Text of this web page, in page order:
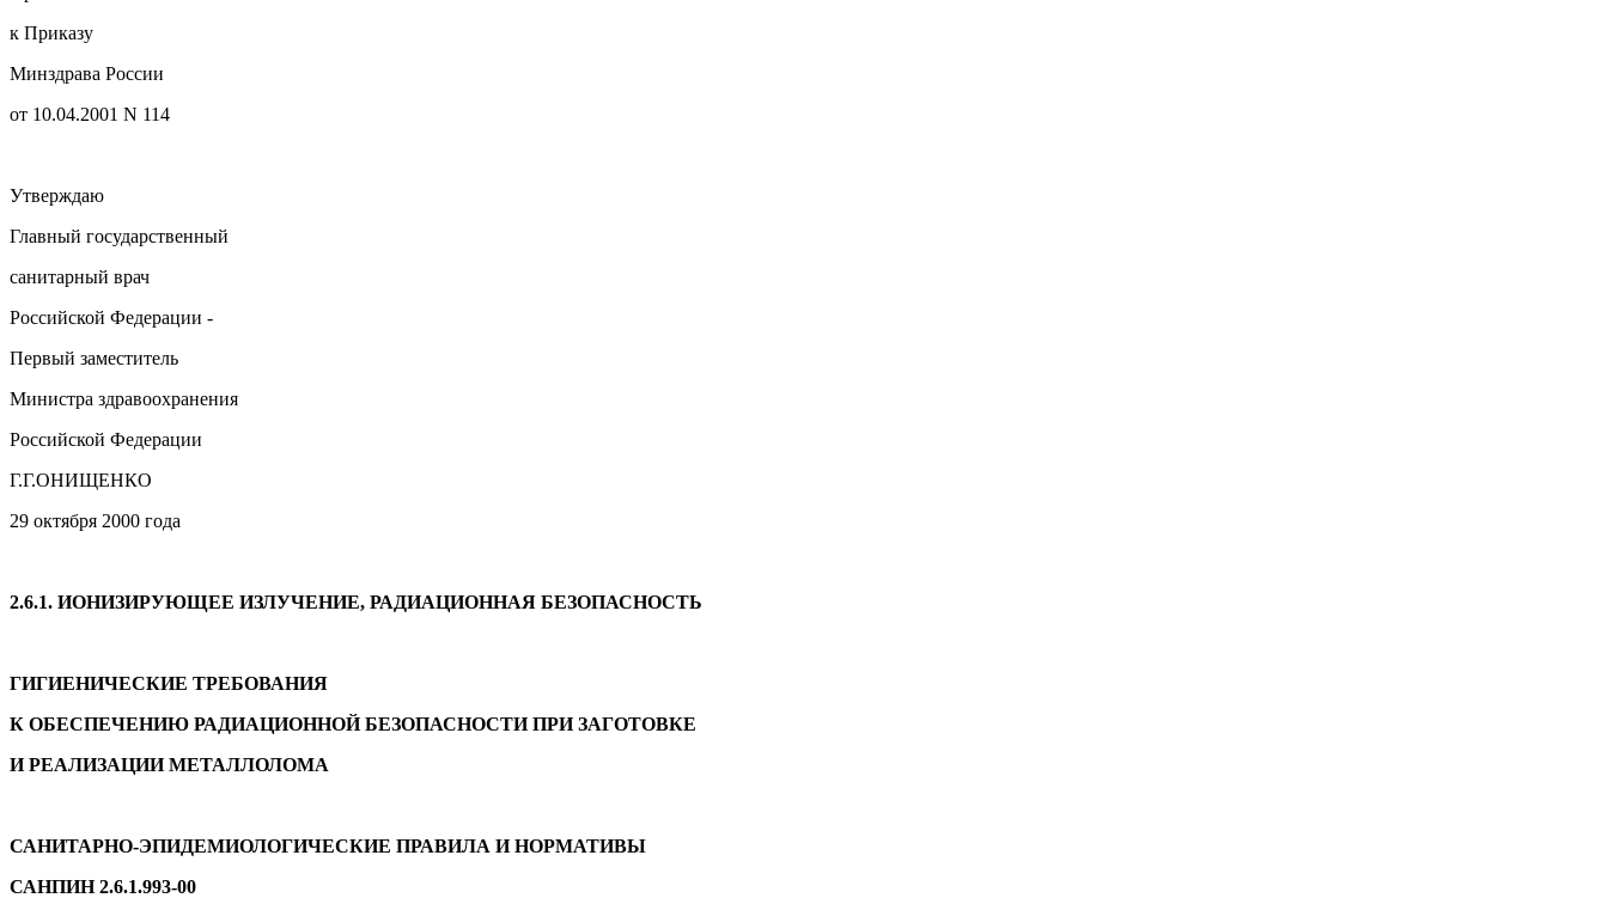
к Приказу
Минздрава России
от 10.04.2001 N 114
Утверждаю
Главный государственный
санитарный врач
Российской Федерации -
Первый заместитель
Министра здравоохранения
Российской Федерации
Г.Г.ОНИЩЕНКО
29 октября 2000 года
2.6.1. ИОНИЗИРУЮЩЕЕ ИЗЛУЧЕНИЕ, РАДИАЦИОННАЯ БЕЗОПАСНОСТЬ
ГИГИЕНИЧЕСКИЕ ТРЕБОВАНИЯ
К ОБЕСПЕЧЕНИЮ РАДИАЦИОННОЙ БЕЗОПАСНОСТИ ПРИ ЗАГОТОВКЕ
И РЕАЛИЗАЦИИ МЕТАЛЛОЛОМА
САНИТАРНО-ЭПИДЕМИОЛОГИЧЕСКИЕ ПРАВИЛА И НОРМАТИВЫ
САНПИН 2.6.1.993-00